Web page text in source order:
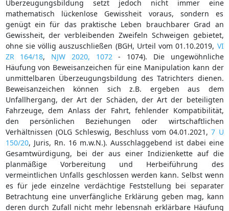
Überzeugungsbildung setzt jedoch nicht immer eine
mathematisch lückenlose Gewissheit voraus, sondern es
genügt ein für das praktische Leben brauchbarer Grad an
Gewissheit, der verbleibenden Zweifeln Schweigen gebietet,
ohne sie völlig auszuschließen (BGH, Urteil vom 01.10.2019, VI
ZR 164/18, NJW 2020, 1072 - 1074). Die ungewöhnliche
Häufung von Beweisanzeichen für eine Manipulation kann der
unmittelbaren Überzeugungsbildung des Tatrichters dienen.
Beweisanzeichen können sich z.B. ergeben aus dem
Unfallhergang, der Art der Schäden, der Art der beteiligten
Fahrzeuge, dem Anlass der Fahrt, fehlender Kompatibilität,
den persönlichen Beziehungen oder wirtschaftlichen
Verhältnissen (OLG Schleswig, Beschluss vom 04.01.2021,7 U
150/20, Juris, Rn. 16 m.w.N.). Ausschlaggebend ist dabei eine
Gesamtwürdigung, bei der aus einer Indizienkette auf die
planmäßige Vorbereitung und Herbeiführung des
vermeintlichen Unfalls geschlossen werden kann. Selbst wenn
es für jede einzelne verdächtige Feststellung bei separater
Betrachtung eine unverfängliche Erklärung geben mag, kann
deren durch Zufall nicht mehr lebensnah erklärbare Häufung